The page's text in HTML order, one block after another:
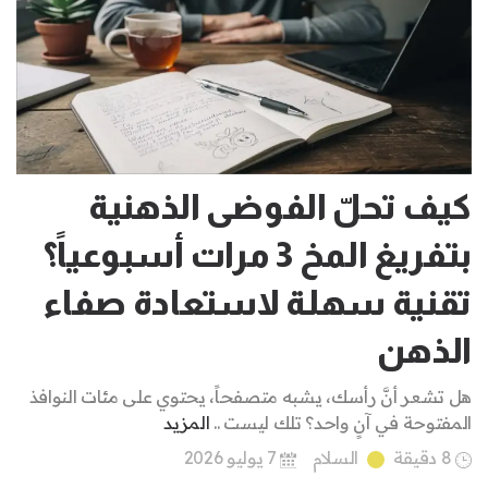
كيف تحلّ الفوضى الذهنية
بتفريغ المخ 3 مرات أسبوعياً؟
تقنية سهلة لاستعادة صفاء
الذهن
هل تشعر أنَّ رأسك، يشبه متصفحاً، يحتوي على مئات النوافذ
المفتوحة في آنٍ واحد؟ تلك ليست .. المزيد
8 دقيقة
السلام 7 يوليو 2026